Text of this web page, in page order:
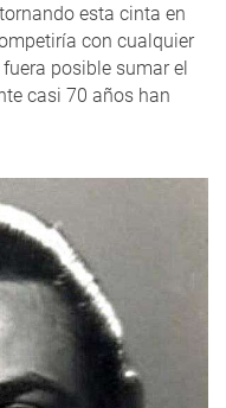
esta cinta en
con cualquier
fuera posible sumar el
casi 70 años han